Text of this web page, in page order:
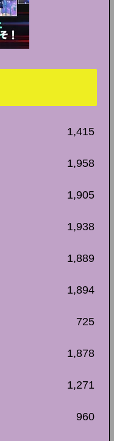
1,415
1,958
1,905
1,938
1,889
1,894
725
1,878
1,271
960